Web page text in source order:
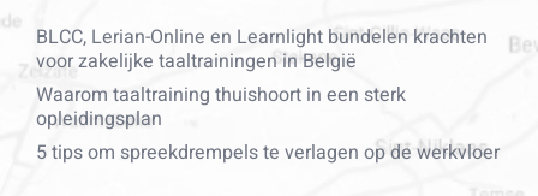
BLCC, Lerian-Online en Learnlight bundelen krachten
voor zakelijke taaltrainingen in België
Waarom taaltraining thuishoort in een sterk
opleidingsplan
5 tips om spreekdrempels te verlagen op de werkvloer